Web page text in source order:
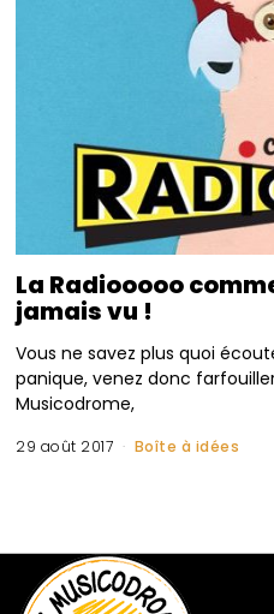
La Radiooooo
jamais vu !
Vous ne savez plus quoi
panique, venez donc
Musicodrome,
29 août 2017 Boîte à idées